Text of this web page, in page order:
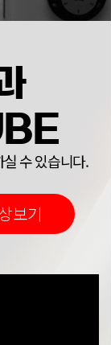
수 있습니다.
보기